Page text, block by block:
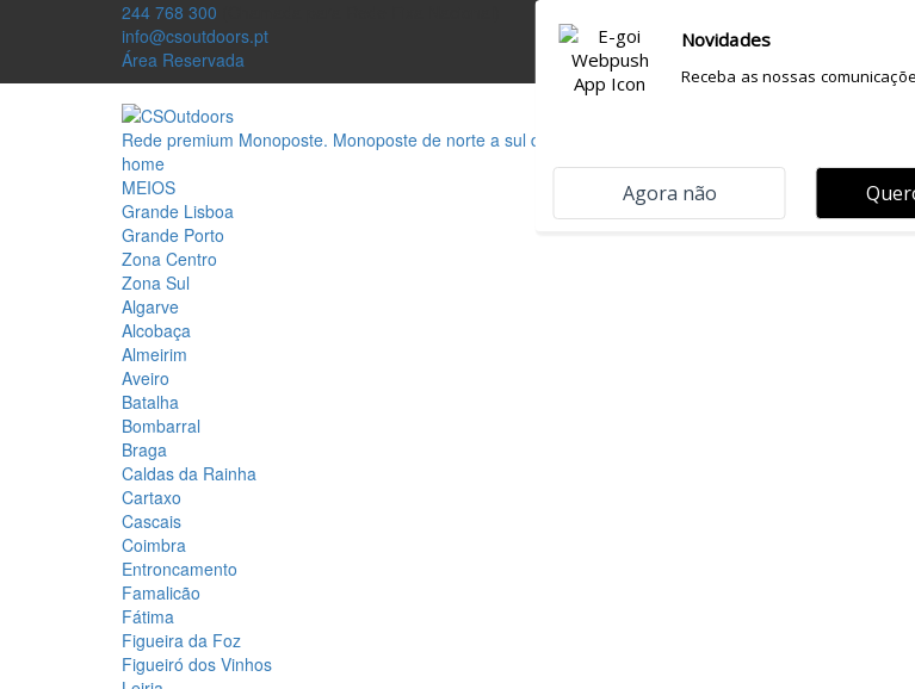
244 768 300
info@csoutdoors.pt
Área Reservada
Rede premium Monoposte. Monoposte de norte a sul do país
home
MEIOS
Grande Lisboa
Grande Porto
Zona Centro
Zona Sul
Algarve
Alcobaça
Almeirim
Aveiro
Batalha
Bombarral
Braga
Caldas da Rainha
Cartaxo
Cascais
Coimbra
Entroncamento
Famalicão
Fátima
Figueira da Foz
Figueiró dos Vinhos